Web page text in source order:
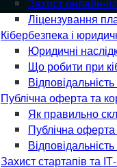
Ліцензування
Кібербезпека і
Юридичні
Що робити при
Публічна оферта та
Як правильно
Публічна оферта
Захист стартапів та